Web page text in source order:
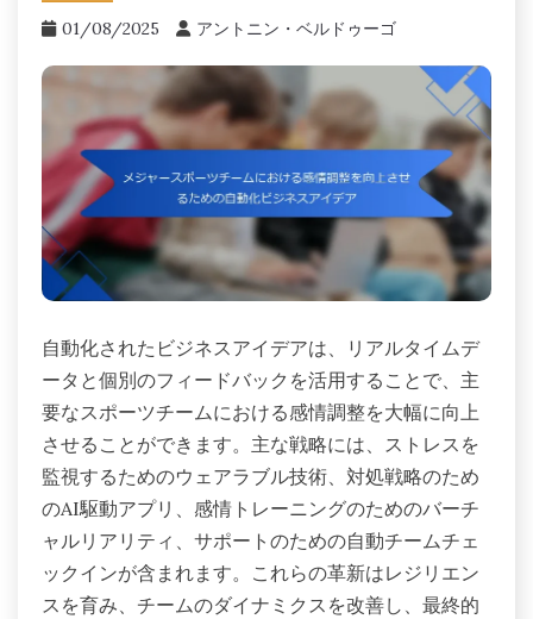
01/08/2025 アントニン・ベルドゥーゴ
自動化されたビジネスアイデアは、リアルタイムデ
ータと個別のフィードバックを活用することで、主
要なスポーツチームにおける感情調整を大幅に向上
させることができます。主な戦略には、ストレスを
監視するためのウェアラブル技術、対処戦略のため
のAI駆動アプリ、感情トレーニングのためのバーチ
ャルリアリティ、サポートのための自動チームチェ
ックインが含まれます。これらの革新はレジリエン
スを育み、チームのダイナミクスを改善し、最終的